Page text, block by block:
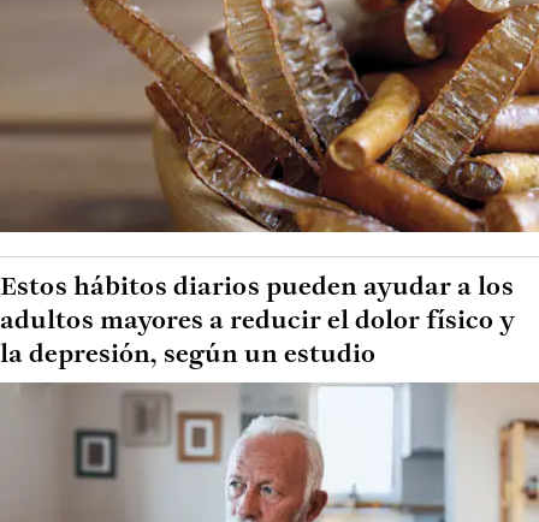
Estos hábitos diarios pueden ayudar a los
adultos mayores a reducir el dolor físico y
la depresión, según un estudio